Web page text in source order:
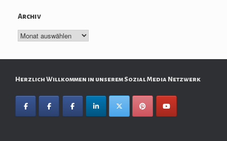
Archiv
Archiv
Herzlich Willkommen in unserem Sozial Media Netzwerk